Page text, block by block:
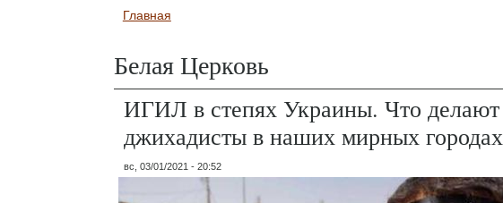
Вы здесь
Главная
Белая Церковь
ИГИЛ в степях Украины. Что делают
джихадисты в наших мирных городах
вс, 03/01/2021 - 20:52